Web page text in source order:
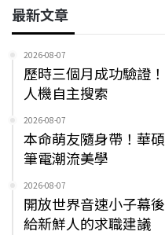
最新文章
2026-08-07
歷時三個月成功驗證
人機自主搜索
2026-08-07
本命萌友隨身帶！華
筆電潮流美學
2026-08-07
開放世界音速小子幕
給新鮮人的求職建議